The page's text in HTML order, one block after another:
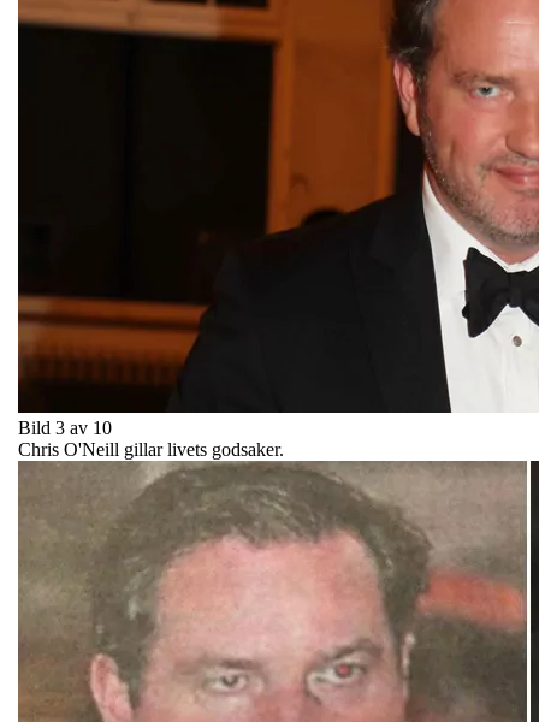
Bild 3 av 10
Chris O'Neill gillar livets godsaker.